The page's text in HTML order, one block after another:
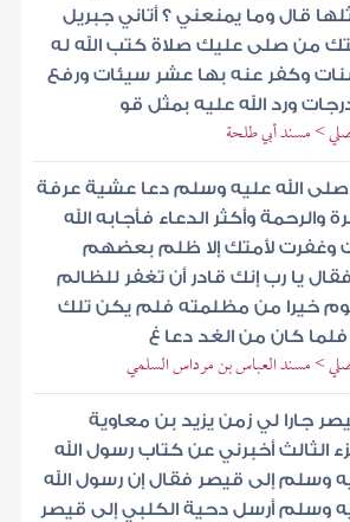
قال وما يمنعني ؟ أتاني جبريل
من صلى عليك صلاة كتب الله له
وكفر عنه بها عشر سيئات ورفع
ورد الله عليه بمثل قو
> مسند أبي طلحة
صلى الله عليه وسلم دعا عشية عرفة
والرحمة وأكثر الدعاء فأجابه الله
وغفرت لأمتك إلا ظلم بعضهم
يا رب إنك قادر أن تغفر للظالم
خيرا من مظلمته فلم يكن تلك
فلما كان من الغد دعا غ
> مسند العباس بن مرداس السلمي
جارا لي زمن يزيد بن معاوية
الثالث أخبرني عن كتاب رسول الله
وسلم إلى قيصر فقال إن رسول الله
وسلم أرسل دحية الكلبي إلى قيصر